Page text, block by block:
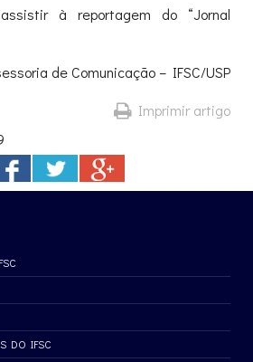
à reportagem do “Jornal
de Comunicação – IFSC/USP
Imprimir artigo
DO IFSC